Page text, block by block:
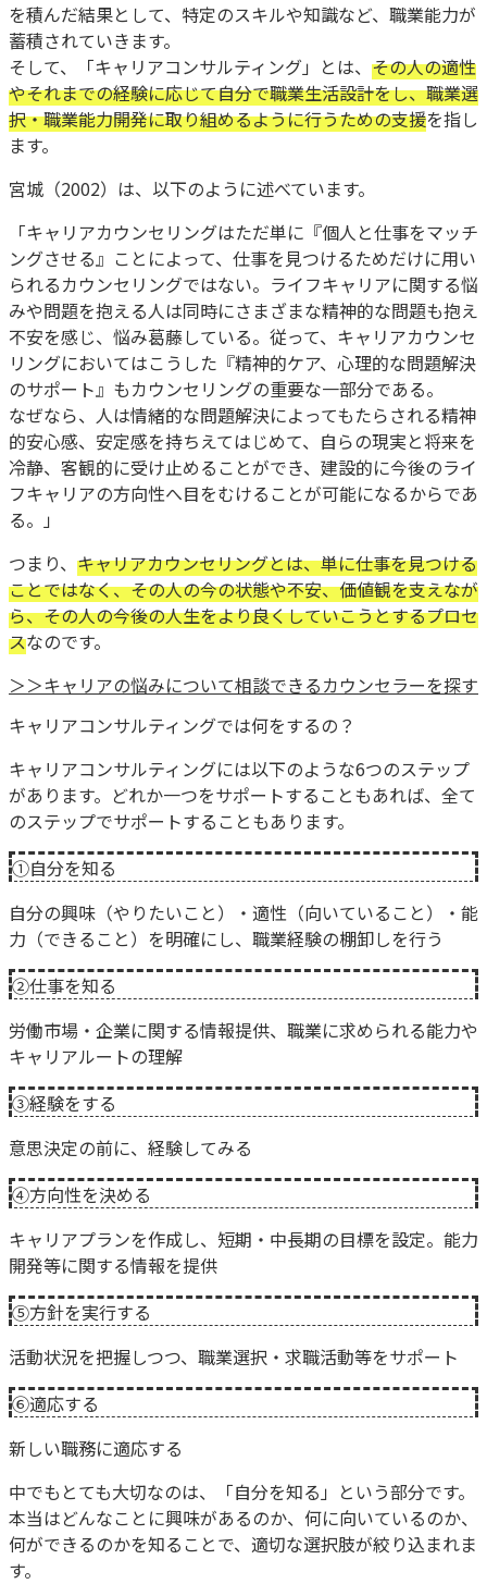
を積んだ結果として、特定のスキルや知識など、職業能力が
蓄積されていきます。
そして、「キャリアコンサルティング」とは、 その人の適性
やそれまでの経験に応じて自分で職業生活設計をし、職業選
択・職業能力開発に取り組めるように行うための支援を指し
ます。
宮城（2002）は、以下のように述べています。
「キャリアカウンセリングはただ単に『個人と仕事をマッチ
ングさせる』ことによって、仕事を見つけるためだけに用い
られるカウンセリングではない。ライフキャリアに関する悩
みや問題を抱える人は同時にさまざまな精神的な問題も抱え
不安を感じ、悩み葛藤している。従って、キャリアカウンセ
リングにおいてはこうした『精神的ケア、心理的な問題解決
のサポート』もカウンセリングの重要な一部分である。
なぜなら、人は情緒的な問題解決によってもたらされる精神
的安心感、安定感を持ちえてはじめて、自らの現実と将来を
冷静、客観的に受け止めることができ、建設的に今後のライ
フキャリアの方向性へ目をむけることが可能になるからであ
る。」
つまり、 キャリアカウンセリングとは、単に仕事を見つける
ことではなく、その人の今の状態や不安、価値観を支えなが
ら、その人の今後の人生をより良くしていこうとするプロセ
スなのです。
＞＞キャリアの悩みについて相談できるカウンセラーを探す
キャリアコンサルティングでは何をするの？
キャリアコンサルティングには以下のような6つのステップ
があります。どれか一つをサポートすることもあれば、全て
のステップでサポートすることもあります。
①自分を知る
自分の興味（やりたいこと）・適性（向いていること）・能
力（できること）を明確にし、職業経験の棚卸しを行う
②仕事を知る
労働市場・企業に関する情報提供、職業に求められる能力や
キャリアルートの理解
③経験をする
意思決定の前に、経験してみる
④方向性を決める
キャリアプランを作成し、短期・中長期の目標を設定。能力
開発等に関する情報を提供
⑤方針を実行する
活動状況を把握しつつ、職業選択・求職活動等をサポート
⑥適応する
新しい職務に適応する
中でもとても大切なのは、「自分を知る」という部分です。
本当はどんなことに興味があるのか、何に向いているのか、
何ができるのかを知ることで、適切な選択肢が絞り込まれま
す。